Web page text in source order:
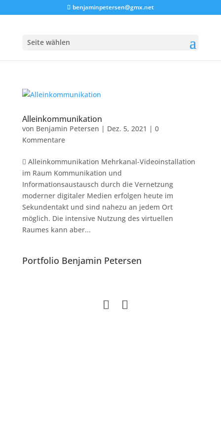
benjaminpetersen@gmx.net
Seite wählen
Alleinkommunikation
von Benjamin Petersen | Dez. 5, 2021 | 0
Kommentare
 Alleinkommunikation Mehrkanal-Videoinstallation
im Raum Kommunikation und
Informationsaustausch durch die Vernetzung
moderner digitaler Medien erfolgen heute im
Sekundentakt und sind nahezu an jedem Ort
möglich. Die intensive Nutzung des virtuellen
Raumes kann aber...
Portfolio Benjamin Petersen